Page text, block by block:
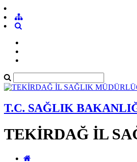
T.C. SAĞLIK
TEKİRDAĞ İL